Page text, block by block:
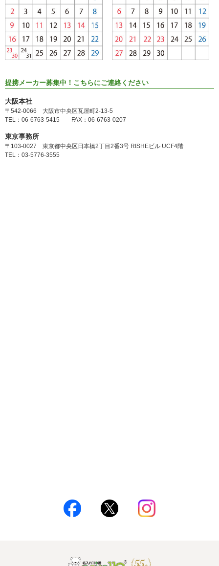
提携メーカー募集中！こちらにご連絡ください
大阪本社
〒542-0066 大阪市中央区瓦屋町2-13-5
TEL：06-6763-5415 FAX：06-6763-0207
東京事務所
〒103-0027 東京都中央区日本橋2丁目2番3号 RISHEビル UCF4階
TEL：03-5776-3555